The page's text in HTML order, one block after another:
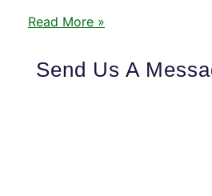
Read More »
Send Us A